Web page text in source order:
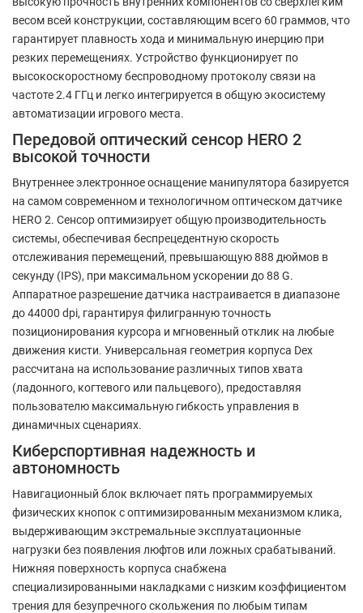
весом всей конструкции, составляющим всего 60 граммов, что
гарантирует плавность хода и минимальную инерцию при
резких перемещениях. Устройство функционирует по
высокоскоростному беспроводному протоколу связи на
частоте 2.4 ГГц и легко интегрируется в общую экосистему
автоматизации игрового места.
Передовой оптический сенсор HERO 2
высокой точности
Внутреннее электронное оснащение манипулятора базируется
на самом современном и технологичном оптическом датчике
HERO 2. Сенсор оптимизирует общую производительность
системы, обеспечивая беспрецедентную скорость
отслеживания перемещений, превышающую 888 дюймов в
секунду (IPS), при максимальном ускорении до 88 G.
Аппаратное разрешение датчика настраивается в диапазоне
до 44000 dpi, гарантируя филигранную точность
позиционирования курсора и мгновенный отклик на любые
движения кисти. Универсальная геометрия корпуса Dex
рассчитана на использование различных типов хвата
(ладонного, когтевого или пальцевого), предоставляя
пользователю максимальную гибкость управления в
динамичных сценариях.
Киберспортивная надежность и
автономность
Навигационный блок включает пять программируемых
физических кнопок с оптимизированным механизмом клика,
выдерживающим экстремальные эксплуатационные
нагрузки без появления люфтов или ложных срабатываний.
Нижняя поверхность корпуса снабжена
специализированными накладками с низким коэффициентом
трения для безупречного скольжения по любым типам